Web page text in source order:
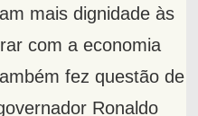
mais dignidade às
com a economia
fez questão de
Ronaldo